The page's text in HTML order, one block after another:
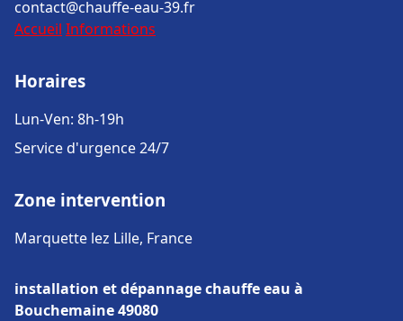
contact@chauffe-eau-39.fr
Accueil Informations
Horaires
Lun-Ven: 8h-19h
Service d'urgence 24/7
Zone intervention
Marquette lez Lille, France
installation et dépannage chauffe eau à
Bouchemaine 49080